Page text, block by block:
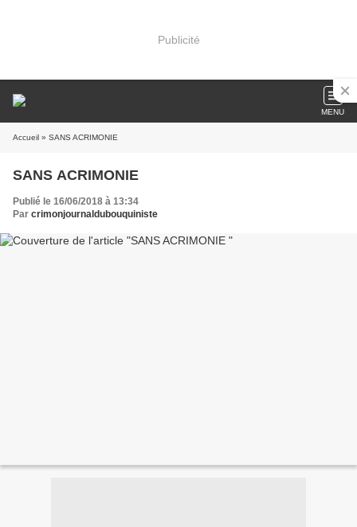
Publicité
MENU
Accueil » SANS ACRIMONIE
SANS ACRIMONIE
Publié le 16/06/2018 à 13:34
Par crimonjournaldubouquiniste